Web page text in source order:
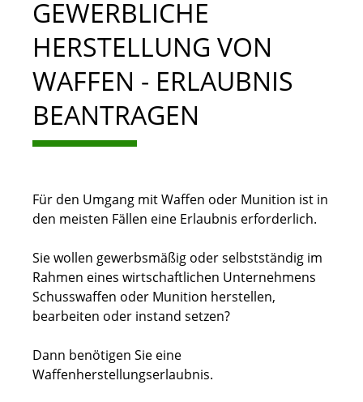
GEWERBLICHE
HERSTELLUNG VON
WAFFEN - ERLAUBNIS
BEANTRAGEN
Für den Umgang mit Waffen oder Munition ist in
den meisten Fällen eine Erlaubnis erforderlich.
Sie wollen gewerbsmäßig oder selbstständig im
Rahmen eines wirtschaftlichen Unternehmens
Schusswaffen oder Munition herstellen,
bearbeiten oder instand setzen?
Dann benötigen Sie eine
Waffenherstellungserlaubnis.